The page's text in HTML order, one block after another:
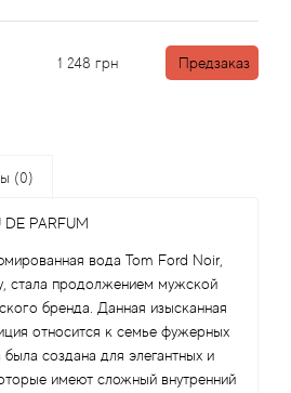
1 248 грн Предзаказ
(0)
PARFUM
вода Tom Ford Noir,
стала продолжением мужской
бренда. Данная изысканная
относится к семье фужерных
создана для элегантных и
имеют сложный внутренний